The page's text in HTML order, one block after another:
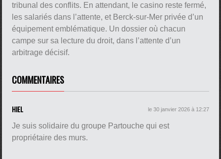
tribunal des conflits. En attendant, le casino reste fermé,
les salariés dans l’attente, et Berck-sur-Mer privée d’un
équipement emblématique. Un dossier où chacun
campe sur sa lecture du droit, dans l’attente d’un
arbitrage décisif.
COMMENTAIRES
HIEL le 30 janvier 2026 à 12:27
Je suis solidaire du groupe Partouche qui est
propriétaire des murs.